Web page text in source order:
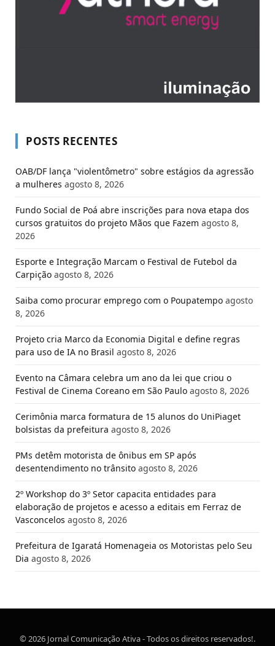
POSTS RECENTES
OAB/DF lança "violentômetro" sobre estágios da agressão
a mulheres agosto 8, 2026
Fundo Social de Poá abre inscrições para nova etapa dos
cursos gratuitos do projeto Mãos que Fazem agosto 8,
2026
Esporte e Integração Marcam o Festival de Futebol da
Carpição agosto 8, 2026
Saiba como procurar emprego com o Poupatempo agosto
8, 2026
Projeto cria Marco da Economia Digital e define regras
para uso de IA no Brasil agosto 8, 2026
Evento na Câmara celebra um ano da lei que criou o
Festival de Cinema Coreano em São Paulo agosto 8, 2026
Cerimônia marca formatura de 15 alunos do UniPiaget
bolsistas da prefeitura agosto 8, 2026
PMs detêm motorista de ônibus em SP após
desentendimento no trânsito agosto 8, 2026
2º Workshop do 3º Setor capacita entidades para
elaboração de projetos e acesso a editais em Ferraz de
Vasconcelos agosto 8, 2026
Prefeitura de Igaratá Homenageia os Motoristas pelo Seu
Dia agosto 8, 2026
© 2026 Jornal Comunicação Ativa - Todos os direitos reservados!.